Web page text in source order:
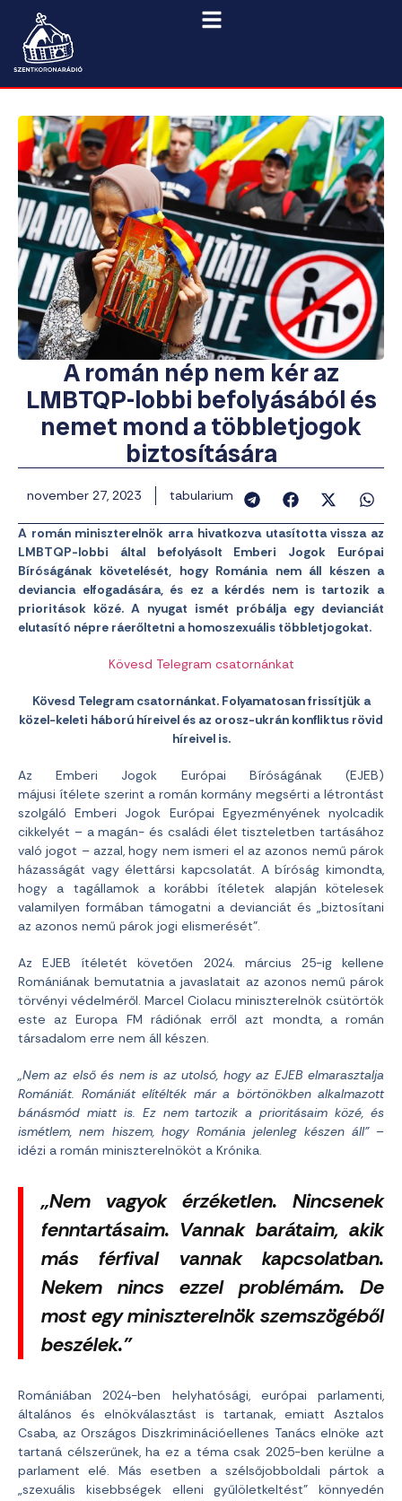
A román nép nem kér az
LMBTQP-lobbi befolyásából és
nemet mond a többletjogok
biztosítására
november 27, 2023 tabularium
A román miniszterelnök arra hivatkozva utasította vissza az
LMBTQP-lobbi által befolyásolt Emberi Jogok Európai
Bíróságának követelését, hogy Románia nem áll készen a
deviancia elfogadására, és ez a kérdés nem is tartozik a
prioritások közé. A nyugat ismét próbálja egy devianciát
elutasító népre ráerőltetni a homoszexuális többletjogokat.
Kövesd Telegram csatornánkat
Kövesd Telegram csatornánkat. Folyamatosan frissítjük a
közel-keleti háború híreivel és az orosz-ukrán konfliktus rövid
híreivel is.
Az Emberi Jogok Európai Bíróságának (EJEB)
májusi ítélete szerint a román kormány megsérti a létrontást
szolgáló Emberi Jogok Európai Egyezményének nyolcadik
cikkelyét – a magán- és családi élet tiszteletben tartásához
való jogot – azzal, hogy nem ismeri el az azonos nemű párok
házasságát vagy élettársi kapcsolatát. A bíróság kimondta,
hogy a tagállamok a korábbi ítéletek alapján kötelesek
valamilyen formában támogatni a devianciát és „biztosítani
az azonos nemű párok jogi elismerését”.
Az EJEB ítéletét követően 2024. március 25-ig kellene
Romániának bemutatnia a javaslatait az azonos nemű párok
törvényi védelméről. Marcel Ciolacu miniszterelnök csütörtök
este az Europa FM rádiónak erről azt mondta, a román
társadalom erre nem áll készen.
„Nem az első és nem is az utolsó, hogy az EJEB elmarasztalja
Romániát. Romániát elítélték már a börtönökben alkalmazott
bánásmód miatt is. Ez nem tartozik a prioritásaim közé, és
ismétlem, nem hiszem, hogy Románia jelenleg készen áll”–
idézi a román miniszterelnököt a Krónika.
„Nem vagyok érzéketlen. Nincsenek
fenntartásaim. Vannak barátaim, akik
más férfival vannak kapcsolatban.
Nekem nincs ezzel problémám. De
most egy miniszterelnök szemszögéből
beszélek.”
Romániában 2024-ben helyhatósági, európai parlamenti,
általános és elnökválasztást is tartanak, emiatt Asztalos
Csaba, az Országos Diszkriminációellenes Tanács elnöke azt
tartaná célszerűnek, ha ez a téma csak 2025-ben kerülne a
parlament elé. Más esetben a szélsőjobboldali pártok a
„szexuális kisebbségek elleni gyűlöletkeltést” könnyedén